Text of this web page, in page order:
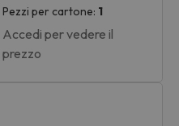
Pezzi per cartone: 1
Accedi per vedere il
prezzo